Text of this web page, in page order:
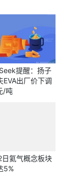
提醒：扬子
EVA出厂价下调
/吨
日氦气概念板块
5%